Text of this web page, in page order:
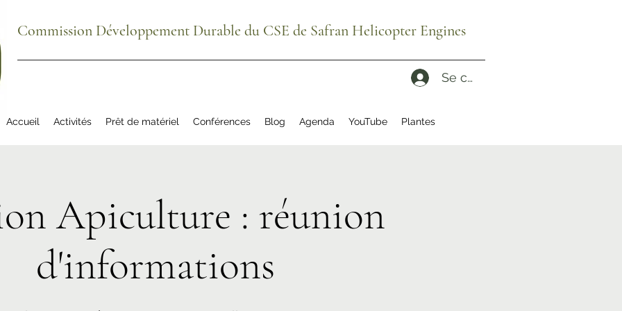
Se connecter
Accueil Activités Prêt de matériel Conférences Blog Agenda YouTube Plantes
Commission Développement Durable du CSE de Safran Helicopter Engines
Apiculture : réunion
d'informations